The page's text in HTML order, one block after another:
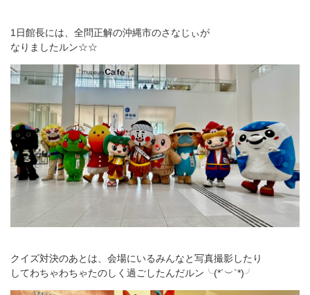
1日館長には、全問正解の沖縄市のさなじぃが
なりましたルン☆☆
クイズ対決のあとは、会場にいるみんなと写真撮影したり
してわちゃわちゃたのしく過ごしたんだルン╰(*´︶`*)╯